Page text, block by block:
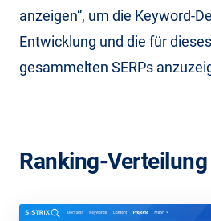
anzeigen“, um die Keyword-
Entwicklung und die für
gesammelten SERPs
Ranking-Verteilung